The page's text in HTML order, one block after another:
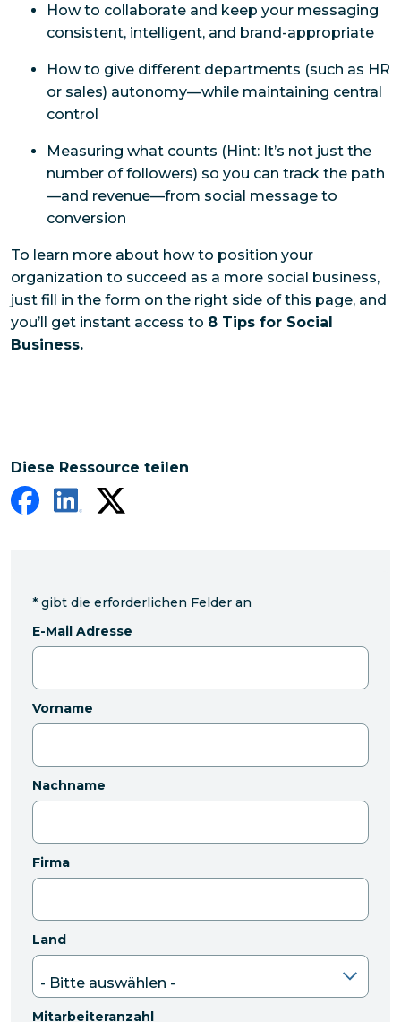
How to collaborate and keep your messaging
consistent, intelligent, and brand-appropriate
How to give different departments (such as HR
or sales) autonomy—while maintaining central
control
Measuring what counts (Hint: It’s not just the
number of followers) so you can track the path
—and revenue—from social message to
conversion
To learn more about how to position your
organization to succeed as a more social business,
just fill in the form on the right side of this page, and
you’ll get instant access to 8 Tips for Social
Business.
Diese Ressource teilen
* gibt die erforderlichen Felder an
E-Mail Adresse
Vorname
Nachname
Firma
Land
Mitarbeiteranzahl